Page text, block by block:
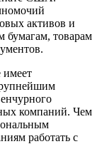
активов и
бумагам, товарам
имеет
компаний. Чем
работать с